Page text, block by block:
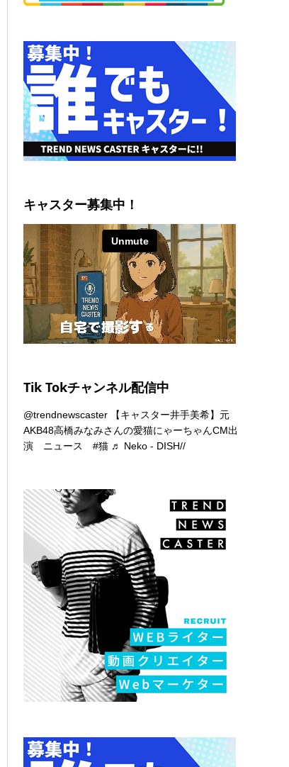
キャスター募集中！
Tik Tokチャンネル配信中
@trendnewscaster 【キャスター井手美希】元
AKB48高橋みなみさんの愛猫にゃーちゃんCM出
演 ニュース#猫 ♬ Neko - DISH//